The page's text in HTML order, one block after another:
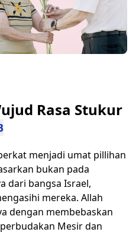
Rasa Stukur
menjadi umat pillihan
bukan pada
dari bangsa Israel,
mereka. Allah
dengan membebaskan
Mesir dan